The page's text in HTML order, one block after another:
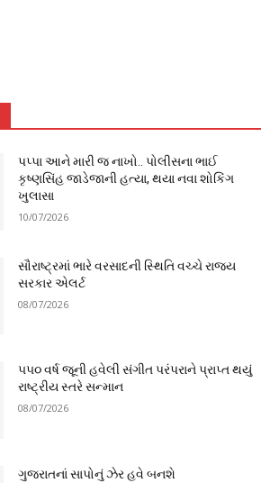
પપ્પા આને મારી જ નાખો.. પોલીસના ભાઈ
કૃષ્ણસિંહ જાડેજાની હત્યા, થયા નવા શોકિંગ
ખુલાસા
10/07/2026
સૌરાષ્ટ્રમાં ભારે વરસાદની સ્થિતિ વચ્ચે રાજ્ય
સરકાર એલર્ટ
08/07/2026
૫૫૦ વર્ષ જૂની હવેલી સંગીત પરંપરાને પ્રાપ્ત થયું
રાષ્ટ્રીય સ્તરે સન્માન
08/07/2026
ગુજરાતનાં સાપોનું ઝેર હવે બનશે